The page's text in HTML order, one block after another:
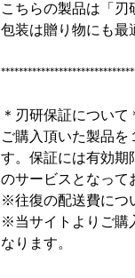
こちらの製品は「刃
包装は贈り物にも最
＊刃研保証について
ご購入頂いた製品を
す。保証には有効期
のサービスとなって
※往復の配送費につ
※当サイトよりご購
なります。